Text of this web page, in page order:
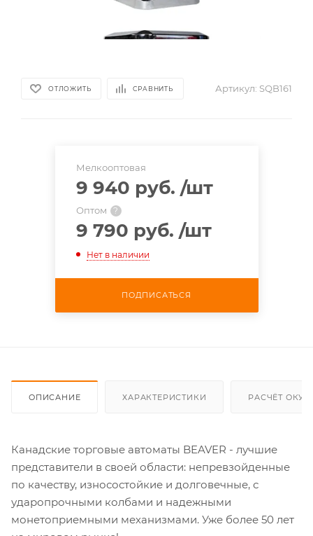
ОТЛОЖИТЬ СРАВНИТЬ Артикул: SQB161
Мелкооптовая
9 940 руб. /шт
Оптом ?
9 790 руб. /шт
Нет в наличии
ПОДПИСАТЬСЯ
ОПИСАНИЕ ХАРАКТЕРИСТИКИ РАСЧЁТ
Канадские торговые автоматы BEAVER - лучшие
представители в своей области: непревзойденные
по качеству, износостойкие и долговечные, с
ударопрочными колбами и надежными
монетоприемными механизмами. Уже более 50 лет